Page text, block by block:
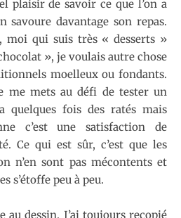
plaisir de savoir ce que l’on a
savoure davantage son repas.
moi qui suis très « desserts »
», je voulais autre chose
moelleux ou fondants.
me mets au défi de tester un
quelques fois des ratés mais
c’est une satisfaction de
Ce qui est sûr, c’est que les
n’en sont pas mécontents et
s’étoffe peu à peu.
au dessin. J’ai toujours recopié